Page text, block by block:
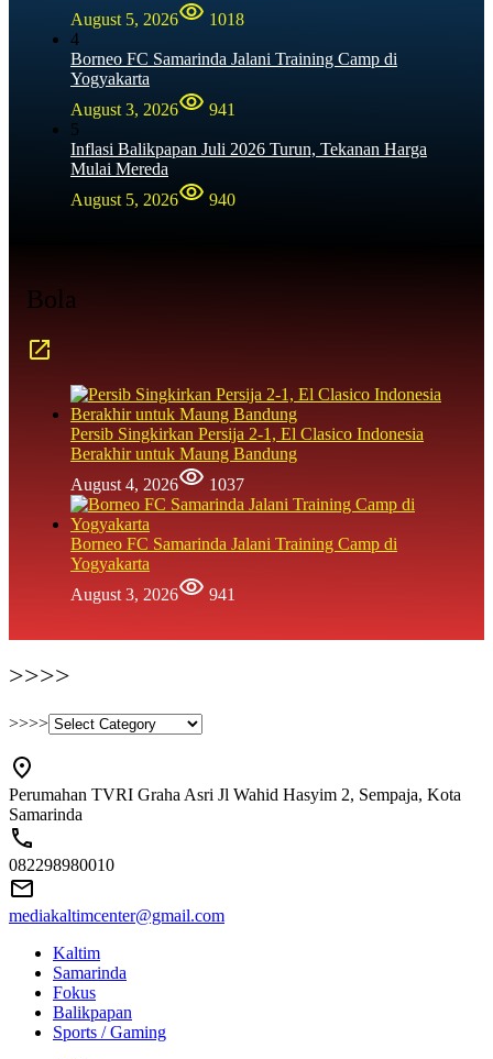
August 5, 2026
1018
4
Borneo FC Samarinda Jalani Training Camp di
Yogyakarta
August 3, 2026
941
5
Inflasi Balikpapan Juli 2026 Turun, Tekanan Harga
Mulai Mereda
August 5, 2026
940
Bola
Persib Singkirkan Persija 2-1, El Clasico Indonesia
Berakhir untuk Maung Bandung
August 4, 2026
1037
Borneo FC Samarinda Jalani Training Camp di
Yogyakarta
August 3, 2026
941
>>>>
>>>>
Perumahan TVRI Graha Asri Jl Wahid Hasyim 2, Sempaja, Kota
Samarinda
082298980010
mediakaltimcenter@gmail.com
Kaltim
Samarinda
Fokus
Balikpapan
Sports / Gaming